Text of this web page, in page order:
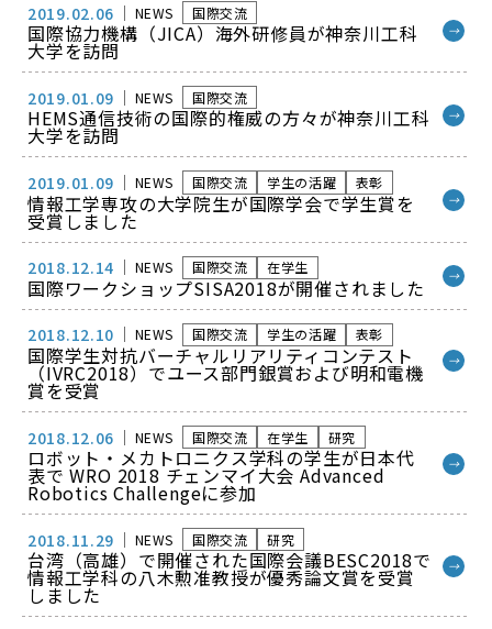
2019.02.06 NEWS 国際交流
国際協力機構（JICA）海外研修員が神奈川工科
大学を訪問
→
2019.01.09 NEWS 国際交流
HEMS通信技術の国際的権威の方々が神奈川工科
大学を訪問
→
2019.01.09 NEWS 国際交流 学生の活躍 表彰
情報工学専攻の大学院生が国際学会で学生賞を
受賞しました
→
2018.12.14 NEWS 国際交流 在学生
国際ワークショップSISA2018が開催されました →
2018.12.10 NEWS 国際交流 学生の活躍 表彰
国際学生対抗バーチャルリアリティコンテスト
（IVRC2018）でユース部門銀賞および明和電機
賞を受賞
→
2018.12.06 NEWS 国際交流 在学生 研究
ロボット・メカトロニクス学科の学生が日本代
表で WRO 2018 チェンマイ大会 Advanced
Robotics Challengeに参加
→
2018.11.29 NEWS 国際交流 研究
台湾（高雄）で開催された国際会議BESC2018で
情報工学科の八木勲准教授が優秀論文賞を受賞
しました
→